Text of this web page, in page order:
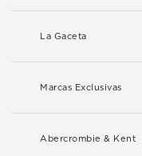
La Gaceta
Marcas Exclusivas
Abercrombie & Kent